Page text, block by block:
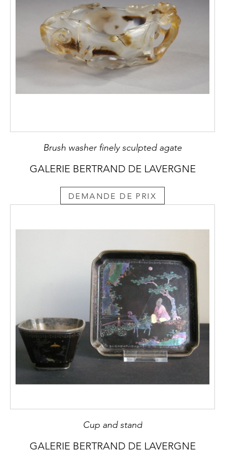
Brush washer finely sculpted agate
GALERIE BERTRAND DE LAVERGNE
DEMANDE DE PRIX
Cup and stand
GALERIE BERTRAND DE LAVERGNE